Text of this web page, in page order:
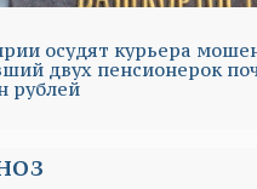
осудят курьера
двух пенсионерок
рублей